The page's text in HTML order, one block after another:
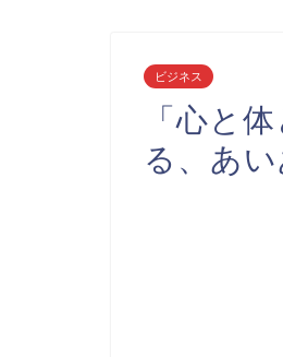
ビジネス
「心と
る、あい